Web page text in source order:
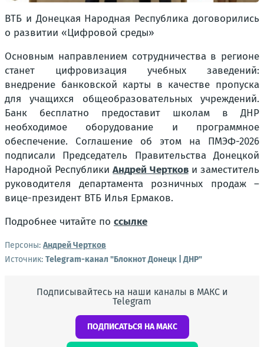
ВТБ и Донецкая Народная Республика договорились
о развитии «Цифровой среды»
Основным направлением сотрудничества в регионе
станет цифровизация учебных заведений:
внедрение банковской карты в качестве пропуска
для учащихся общеобразовательных учреждений.
Банк бесплатно предоставит школам в ДНР
необходимое оборудование и программное
обеспечение. Соглашение об этом на ПМЭФ-2026
подписали Председатель Правительства Донецкой
Народной РеспубликиАндрей Черткови заместитель
руководителя департамента розничных продаж –
вице-президент ВТБ Илья Ермаков.
Подробнее читайте по ссылке
Персоны: Андрей Чертков
Источник: Telegram-канал "Блокнот Донецк | ДНР"
Подписывайтесь на наши каналы в МАКС и
Telegram
ПОДПИСАТЬСЯ НА МАКС